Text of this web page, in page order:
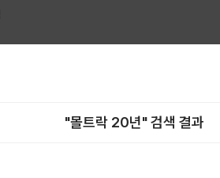
"몰트락 20년" 검색 결과